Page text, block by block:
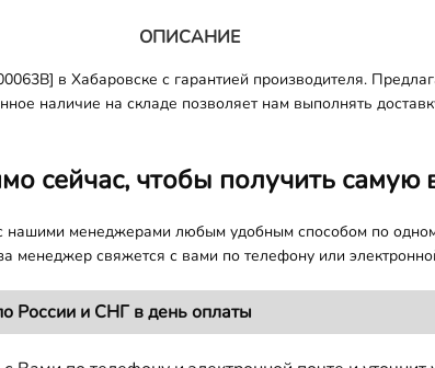
ОПИСАНИЕ
в Хабаровске с гарантией производителя.
наличие на складе позволяет нам выполнять
сейчас, чтобы получить
нашими менеджерами любым удобным способом по
менеджер свяжется с вами по телефону или
России и СНГ в день оплаты